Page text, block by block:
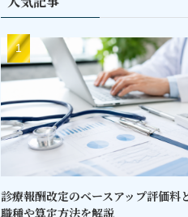
診療報酬改定のベースアップ評価料
職種や算定方法を解説